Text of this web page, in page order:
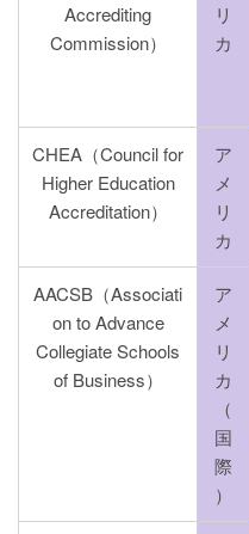
Accrediting
Commission）
リ
カ
CHEA（Council for
Higher Education
Accreditation）
ア
メ
リ
カ
AACSB（Associati
on to Advance
Collegiate Schools
of Business）
ア
メ
リ
カ
（
国
際
）